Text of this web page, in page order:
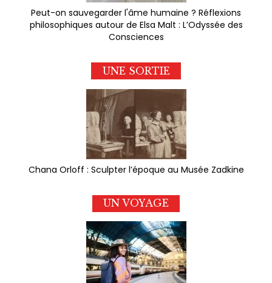
Peut-on sauvegarder l'âme humaine ? Réflexions
philosophiques autour de Elsa Malt : L’Odyssée des
Consciences
UNE SORTIE
Chana Orloff : Sculpter l’époque au Musée Zadkine
UN VOYAGE